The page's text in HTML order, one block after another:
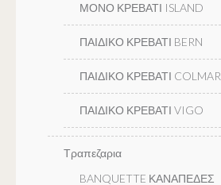
ΜΟΝΟ ΚΡΕΒΑΤΙ ISLAND
ΠΑΙΔΙΚΟ ΚΡΕΒΑΤΙ BERN
ΠΑΙΔΙΚΟ ΚΡΕΒΑΤΙ COLMAR
ΠΑΙΔΙΚΟ ΚΡΕΒΑΤΙ VIGO
Τραπεζαρια
BANQUETTE ΚΑΝΑΠΕΔΕΣ